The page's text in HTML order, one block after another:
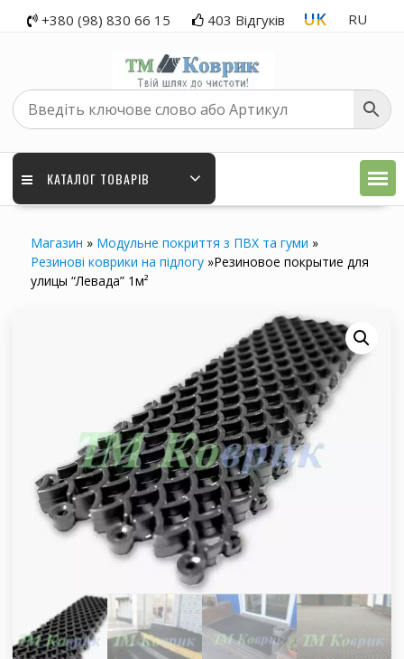
Перейти
+380 (98) 830 66 15 403 Відгуків UK RU
КАТАЛОГ ТОВАРІВ
Магазин » Модульне покриття з ПВХ та гуми »
Резинові коврики на підлогу »Резиновое покрытие для
улицы “Левада” 1м²